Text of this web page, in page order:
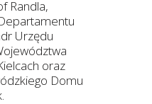
Randla,
Urzędu
oraz
Domu